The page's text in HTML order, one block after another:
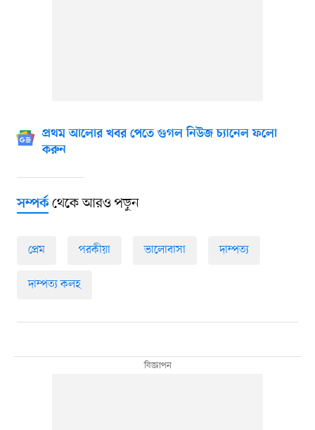
প্রথম আলোর খবর পেতে গুগল নিউজ চ্যানেল ফলো
করুন
সম্পর্কথেকে আরও পড়ুন
প্রেম পরকীয়া ভালোবাসা দাম্পত্য
দাম্পত্য কলহ